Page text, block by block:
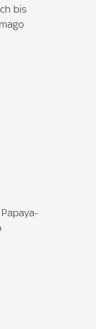
bis